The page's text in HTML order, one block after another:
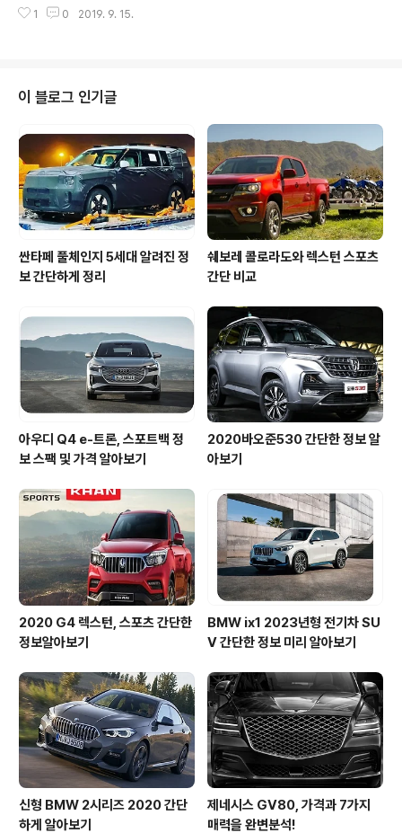
오랜 역사를 자랑하고 있는 메르세데스 벤츠 E클래스의 10
에서 동시에 세계 최초로 공개했는데요. 이 날 베를린에서
미래와 연결시키는 매우 중요한 자동차"라고 말하며, "오늘
은 포르쉐가 새로운 시대의 시작을 알리는 역사적인 날이
다." 라고 이야기를 했습니다. 4도어 스포츠 세단 타이칸은
전형적인 포르쉐 성능은 몰론이며 연결성과 일상적 사용성
을 모두 갖추었는데요. 특히 고도화된 생산 방식과 타이칸
이 가진 특징..
1 0 2019. 9. 15.
이 블로그 인기글
싼타페 풀체인지 5세대 알려진 정
보 간단하게 정리
쉐보레 콜로라도와 렉스턴 스포츠
간단 비교
아우디 Q4 e-트론, 스포트백 정
보 스팩 및 가격 알아보기
2020바오준530 간단한 정보 알
아보기
2020 G4 렉스턴, 스포츠 간단한
정보알아보기
BMW ix1 2023년형 전기차 SU
V 간단한 정보 미리 알아보기
신형 BMW 2시리즈 2020 간단
하게 알아보기
제네시스 GV80, 가격과 7가지
매력을 완변분석!